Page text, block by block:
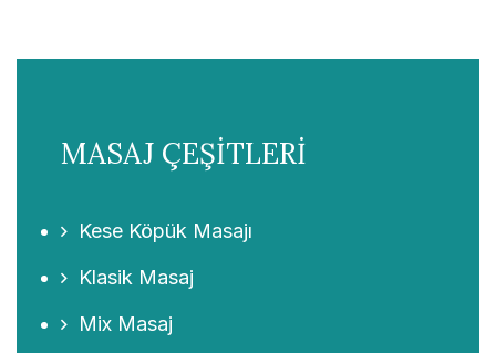
MASAJ ÇEŞİTLERİ
Kese Köpük Masajı
Klasik Masaj
Mix Masaj